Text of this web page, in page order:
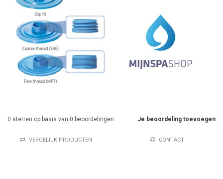
Je beoordeling toevoegen
0 sterren op basis van 0 beoordelingen
VERGELIJK PRODUCTEN CONTACT